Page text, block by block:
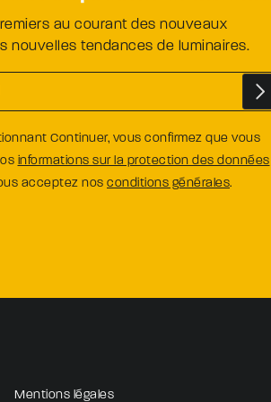
au courant des nouveaux
nouvelles tendances de luminaires.
Continuer, vous confirmez que vous
informations sur la protection des données
acceptez nos conditions générales.
Mentions légales